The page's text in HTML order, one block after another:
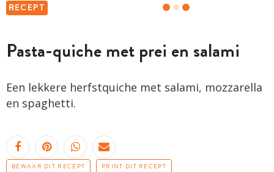
RECEPT
Pasta-quiche met prei en salami
Een lekkere herfstquiche met salami, mozzarella
en spaghetti.
BEWAAR DIT RECEPT PRINT DIT RECEPT